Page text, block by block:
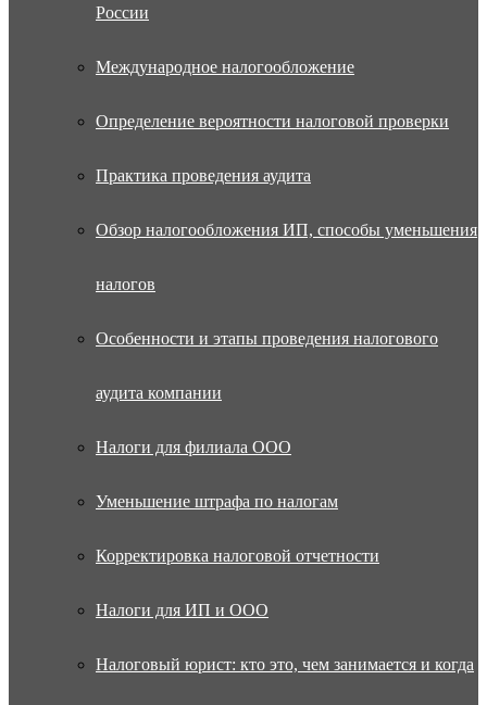
России
Международное налогообложение
Определение вероятности налоговой проверки
Практика проведения аудита
Обзор налогообложения ИП, способы уменьшения
налогов
Особенности и этапы проведения налогового
аудита компании
Налоги для филиала ООО
Уменьшение штрафа по налогам
Корректировка налоговой отчетности
Налоги для ИП и ООО
Налоговый юрист: кто это, чем занимается и когда